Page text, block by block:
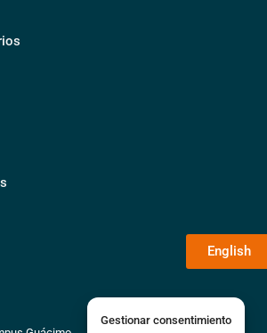
English
Gestionar consentimiento